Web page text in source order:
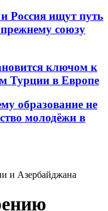
Россия ищут путь
союзу
ключом к
Турции в Европе
образование не
молодёжи в
и Азербайджана